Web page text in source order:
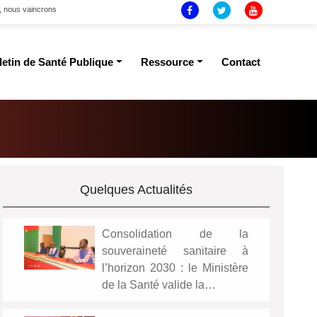
nous vaincrons
de Santé Publique Ressource Contact
Quelques Actualités
Consolidation de la
souveraineté sanitaire à
l’horizon 2030 : le Ministère
de la Santé valide la…